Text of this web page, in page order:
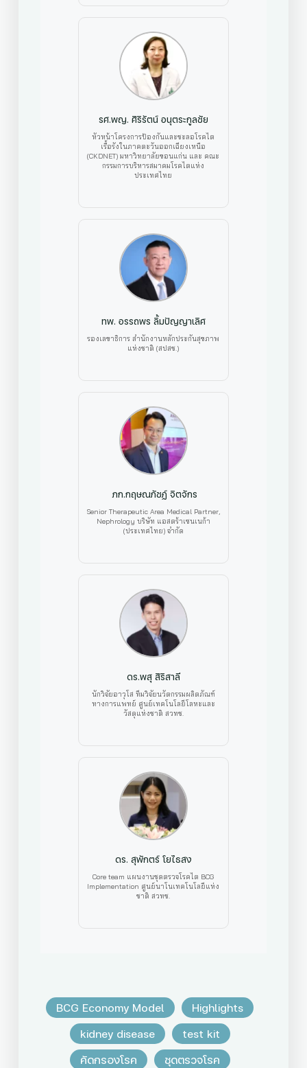
รศ.พญ. ศิริรัตน์ อนุตระกูลชัย
หัวหน้าโครงการป้องกันและชะลอโรคไต
เรื้อรังในภาคตะวันออกเฉียงเหนือ
(CKDNET) มหาวิทยาลัยขอนแก่น และ คณะ
กรรมการบริหารสมาคมโรคไตแห่ง
ประเทศไทย
ทพ. อรรถพร ลิ้มปัญญาเลิศ
รองเลขาธิการ สำนักงานหลักประกันสุขภาพ
แห่งชาติ (สปสช.)
ภก.กฤษณภัชฏ์ จิตจักร
Senior Therapeutic Area Medical Partner,
Nephrology บริษัท แอสตร้าเซนเนก้า
(ประเทศไทย) จำกัด
ดร.พสุ สิริสาลี
นักวิจัยอาวุโส ทีมวิจัยนวัตกรรมผลิตภัณฑ์
ทางการแพทย์ ศูนย์เทคโนโลยีโลหะและ
วัสดุแห่งชาติ สวทช.
ดร. สุพักตร์ โยไธสง
Core team แผนงานชุดตรวจโรคไต BCG
Implementation ศูนย์นาโนเทคโนโลยีแห่ง
ชาติ สวทช.
BCG Economy Model
Highlights
kidney disease
test kit
คัดกรองโรค
ชุดตรวจโรค